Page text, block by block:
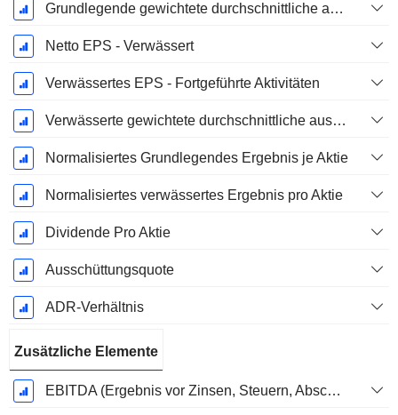
Grundlegende gewichtete durchschnittliche ausstehende Aktien
Netto EPS - Verwässert
Verwässertes EPS - Fortgeführte Aktivitäten
Verwässerte gewichtete durchschnittliche ausstehende Aktien
Normalisiertes Grundlegendes Ergebnis je Aktie
Normalisiertes verwässertes Ergebnis pro Aktie
Dividende Pro Aktie
Ausschüttungsquote
ADR-Verhältnis
Zusätzliche Elemente
EBITDA (Ergebnis vor Zinsen, Steuern, Abschreibungen auf immaterielle Vermögenswerte und Sachanlagen)